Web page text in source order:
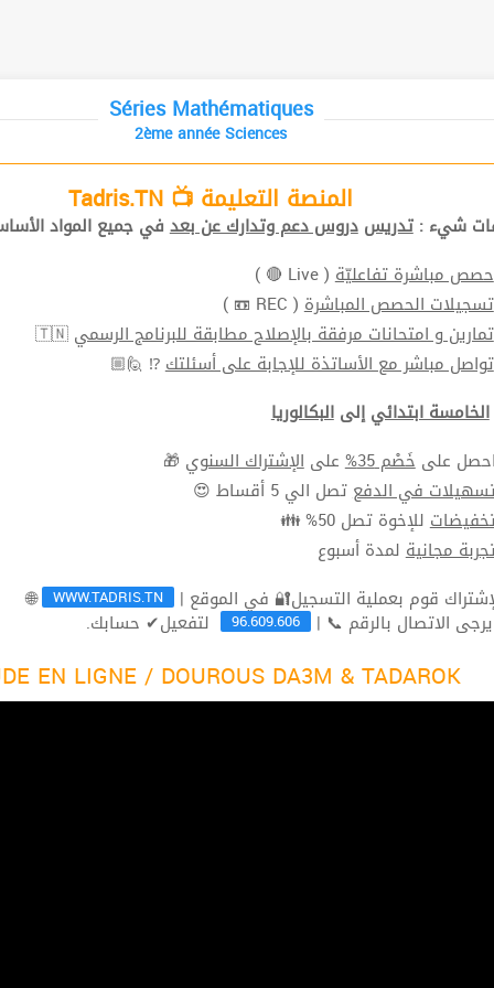
Séries Mathématiques
2ème année Sciences
المنصة التعليمة 📺 Tadris.TN
شيء :تدريس دروس دعم وتدارك عن بعدفي جميع المواد
حصص مباشرة تفاعليّة( Live 🔴 )
تسجيلات الحصص المباشرة( REC 📼 )
تمارين و امتحانات مرفقة بالإصلاح مطابقة للبرنامج الرسمي 🇹🇳
تواصل مباشر مع الأساتذة للإجابة على أسئلتك⁉ 🙋🏼
الخامسة ابتدائيإلىالبكالوريا
علىخَصْم 35% علىالإشتراك السنوي 🎁
في الدفعتصل الي 5 أقساط 😍
للإخوة تصل 50% 👪
مجانيةلمدة أسبوع
WWW.TADRIS.TN
🌐
الاتصال بالرقم 📞 | 96.609.606 لتفعيل✔ حسابك.
EN LIGNE / DOUROUS DA3M & TADAROK